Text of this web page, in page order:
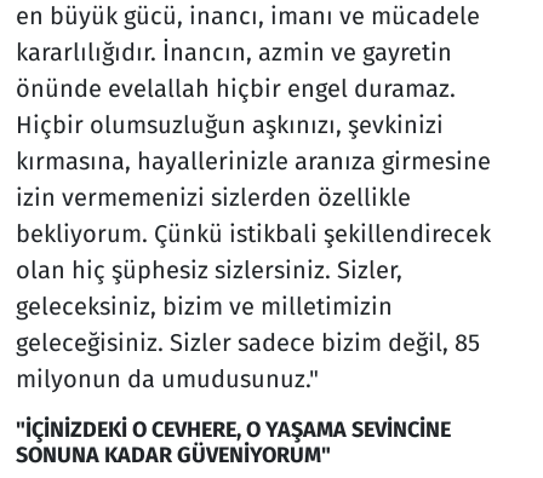
en büyük gücü, inancı, imanı ve mücadele
kararlılığıdır. İnancın, azmin ve gayretin
önünde evelallah hiçbir engel duramaz.
Hiçbir olumsuzluğun aşkınızı, şevkinizi
kırmasına, hayallerinizle aranıza girmesine
izin vermemenizi sizlerden özellikle
bekliyorum. Çünkü istikbali şekillendirecek
olan hiç şüphesiz sizlersiniz. Sizler,
geleceksiniz, bizim ve milletimizin
geleceğisiniz. Sizler sadece bizim değil, 85
milyonun da umudusunuz."
"İÇİNİZDEKİ O CEVHERE, O YAŞAMA SEVİNCİNE
SONUNA KADAR GÜVENİYORUM"